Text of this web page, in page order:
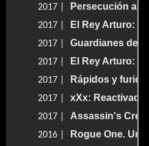
2017 | Persecución al
2017 | El Rey Arturo:
2017 | Guardianes de la
2017 | El Rey Arturo:
2017 | Rápidos y
2017 | xXx: Reactivado
2017 | Assassin's Creed
2016 | Rogue One. Una